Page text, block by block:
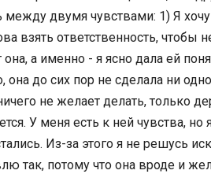
двумя чувствами: 1) Я
взять ответственность, чтобы
а именно - я ясно дала ей
она до сих пор не сделала ни
не желает делать, только
У меня есть к ней чувства,
Из-за этого я не решусь
так, потому что она вроде и